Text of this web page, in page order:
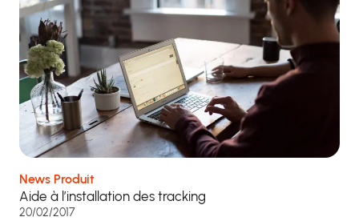
News Produit
Aide à l’installation des tracking
20/02/2017